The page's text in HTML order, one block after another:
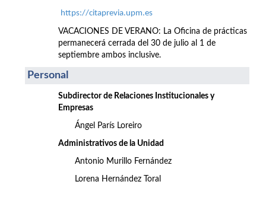
https://citaprevia.upm.es
VACACIONES DE VERANO: La Oficina de prácticas
permanecerá cerrada del 30 de julio al 1 de
septiembre ambos inclusive.
Personal
Subdirector de Relaciones Institucionales y
Empresas
Ángel París Loreiro
Administrativos de la Unidad
Antonio Murillo Fernández
Lorena Hernández Toral